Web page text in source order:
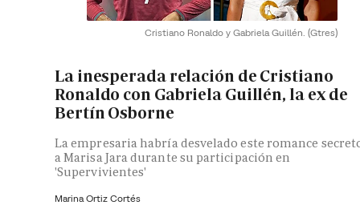
Cristiano Ronaldo y Gabriela Guillén. (Gtres)
La inesperada relación de Cristiano
Ronaldo con Gabriela Guillén, la ex de
Bertín Osborne
La empresaria habría desvelado este romance
a Marisa Jara durante su participación en
'Supervivientes'
Marina Ortiz Cortés